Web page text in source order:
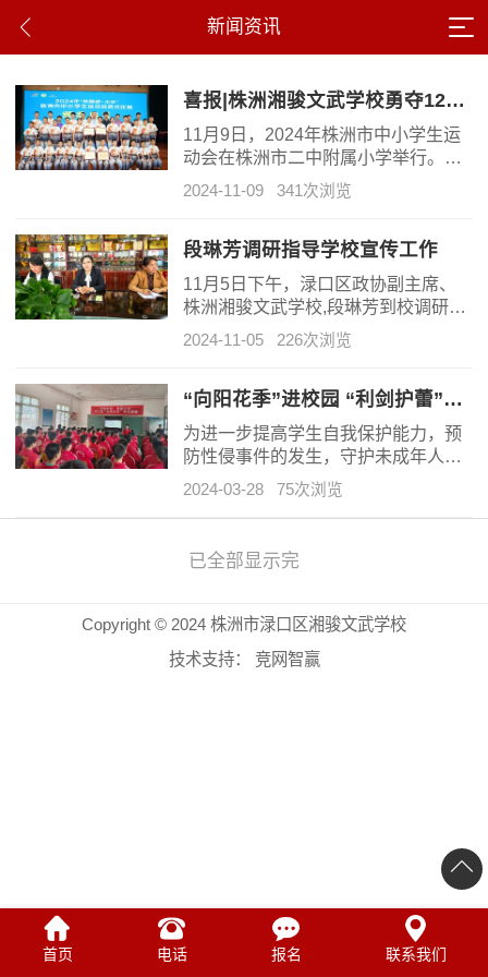
新闻资讯
喜报|株洲湘骏文武学校勇夺12金8银6铜！荣获2个第一！
11月9日，2024年株洲市中小学生运
动会在株洲市二中附属小学举行。株
洲湘骏文武学校33名学生参赛，以精
彩的表现荣获12金8银6铜的好成绩！
集体项目一等奖、小学集体项目二等
奖、体育道德风尚奖！
2024-11-09 341次浏览
段琳芳调研指导学校宣传工作
11月5日下午，渌口区政协副主席、
株洲湘骏文武学校,段琳芳到校调研指
导宣传工作。区政协文史委主任田晓
春、区文化旅游广电体育局局长丁思
长张立、渌口镇党委委员张燕舞陪同
调研，株洲湘骏文武学校校长谭志文
及学校班子成员参加座谈。
2024-11-05 226次浏览
“向阳花季”进校园 “利剑护蕾”在行动
为进一步提高学生自我保护能力，预
防性侵事件的发生，守护未成年人健
康阳光成长，渌口区“向阳花季”公益项
目走进了株洲市渌口区湘骏文武学校
的课堂里，这堂课使学生们受益匪
浅，温暖于心。
2024-03-28 75次浏览
已全部显示完
首页 电话 报名 联系我们
Copyright © 2024 株洲市渌口区湘骏文武学校
技术支持：
竞网智赢